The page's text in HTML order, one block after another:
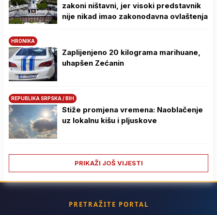
zakoni ništavni, jer visoki predstavnik
nije nikad imao zakonodavna ovlaštenja
HRONIKA
Zaplijenjeno 20 kilograma marihuane,
uhapšen Zećanin
REPUBLIKA SRPSKA / BIH
Stiže promjena vremena: Naoblačenje
uz lokalnu kišu i pljuskove
PRIKAŽI JOŠ VIJESTI
PRETRAŽITE PORTAL